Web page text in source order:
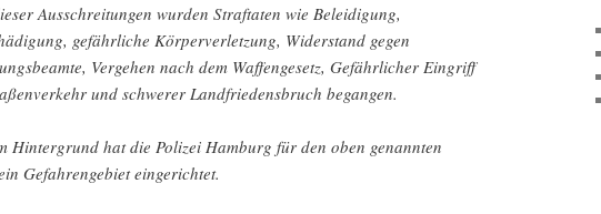
Ausschreitungen wurden Straftaten wie Beleidigung,
gefährliche Körperverletzung, Widerstand gegen
Vergehen nach dem Waffengesetz, Gefährlicher Eingriff
und schwerer Landfriedensbruch begangen.
Hintergrund hat die Polizei Hamburg für den oben genannten
Gefahrengebiet eingerichtet.